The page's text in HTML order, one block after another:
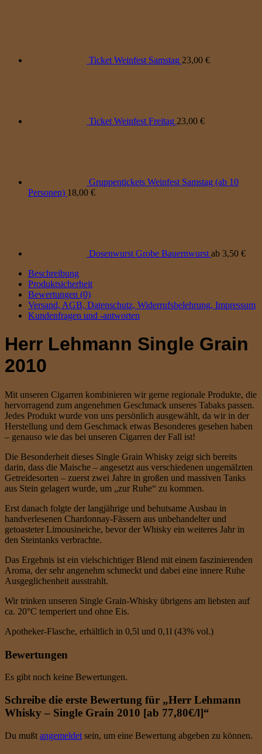
Ticket Weinfest Samstag 23,00 €
Ticket Weinfest Freitag 23,00 €
Gruppentickets Weinfest Samstag (ab 10
Personen) 18,00 €
Dosenwurst Grobe Bauernwurst ab 3,50 €
Beschreibung
Produktsicherheit
Bewertungen (0)
Versand, AGB, Datenschutz, Widerrufsbelehrung, Impressum
Kundenfragen und -antworten
Herr Lehmann Single Grain
2010
Mit unseren Cigarren kombinieren wir gerne regionale Produkte, die
hervorragend zum angenehmen Geschmack unseres Tabaks passen.
Jedes Produkt wurde von uns persönlich ausgewählt, da wir in der
Herstellung und dem Geschmack etwas Besonderes gesehen haben
– genauso wie das bei unseren Cigarren der Fall ist!
Die Besonderheit dieses Single Grain Whisky zeigt sich bereits
darin, dass die Maische – angesetzt aus verschiedenen ungemälzten
Getreidesorten – zuerst zwei Jahre in großen und massiven Tanks
aus Stein gelagert wurde, um „zur Ruhe“ zu kommen.
Erst danach folgte der langjährige und behutsame Ausbau in
handverlesenen Chardonnay-Fässern aus unbehandelter und
getoasteter Limousineiche, bevor der Whisky ein weiteres Jahr in
den Steintanks verbrachte.
Das Ergebnis ist ein vielschichtiger Blend mit einem faszinierenden
Aroma, der sehr angenehm schmeckt und dabei eine innere Ruhe
Ausgeglichenheit ausstrahlt.
Wir trinken unseren Single Grain-Whisky übrigens am liebsten auf
ca. 20°C temperiert und ohne Eis.
Apotheker-Flasche, erhältlich in 0,5l und 0,1l (43% vol.)
Bewertungen
Es gibt noch keine Bewertungen.
Schreibe die erste Bewertung für „Herr Lehmann
Whisky – Single Grain 2010 [ab 77,80€/l]“
Du mußt angemeldet sein, um eine Bewertung abgeben zu können.